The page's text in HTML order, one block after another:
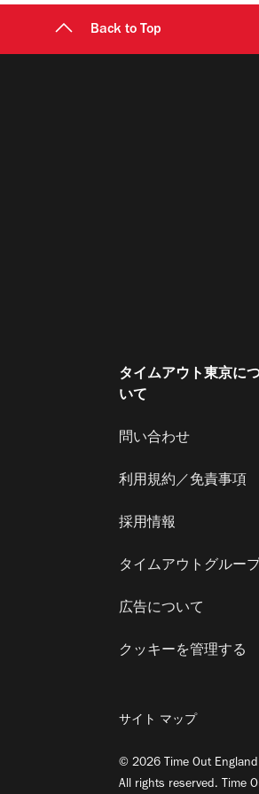
Back to Top
タイムアウト東京に
いて
問い合わせ
利用規約／免責事項
採用情報
タイムアウトグループ
広告について
クッキーを管理する
サイト マップ
© 2026 Time Out
All rights reserved. Time